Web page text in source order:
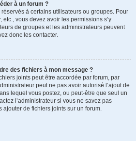
à un forum ?
à certains utilisateurs ou groupes. Pour
etc., vous devez avoir les permissions s’y
de groupes et les administrateurs peuvent
donc les contacter.
des fichiers à mon message ?
joints peut être accordée par forum, par
peut ne pas avoir autorisé l’ajout de
lequel vous postez, ou peut-être que seul un
l’administrateur si vous ne savez pas
ajouter de fichiers joints sur un forum.